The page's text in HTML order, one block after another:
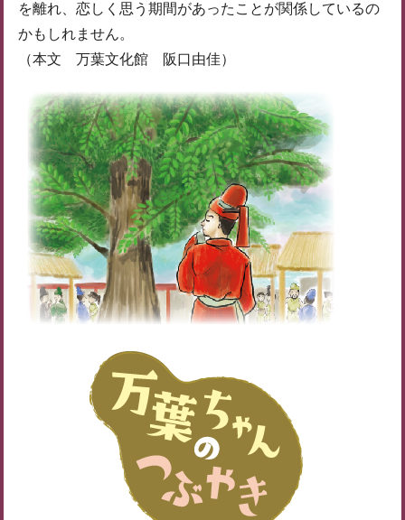
を離れ、恋しく思う期間があったことが関係しているの
かもしれません。
（本文 万葉文化館 阪口由佳）